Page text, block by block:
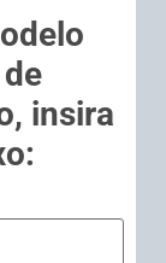
insira